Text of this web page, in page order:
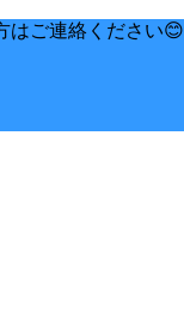
ご連絡ください😊